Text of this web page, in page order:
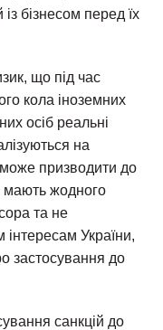
бізнесом перед їх
що під час
кола іноземних
осіб реальні
на
призводити до
мають жодного
та не
інтересам України,
застосування до
санкцій до